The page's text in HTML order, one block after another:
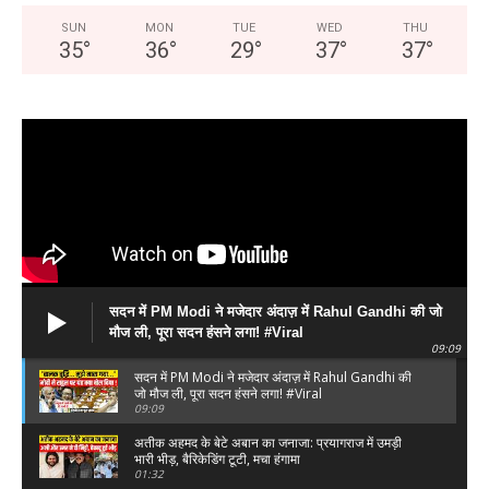
Contact Us
About Us
Privacy Policy
Facebook
X WhatsApp
Share
SUN
35°
MON
36°
TUE
29°
WED
37°
THU
37°
सदन में PM Modi ने मजेदार अंदाज़ में Rahul Gandhi की जो
मौज ली, पूरा सदन हंसने लगा! #Viral
09:09
सदन में PM Modi ने मजेदार अंदाज़ में Rahul Gandhi की
जो मौज ली, पूरा सदन हंसने लगा! #Viral
09:09
अतीक अहमद के बेटे अबान का जनाजा: प्रयागराज में उमड़ी
भारी भीड़, बैरिकेडिंग टूटी, मचा हंगामा
01:32